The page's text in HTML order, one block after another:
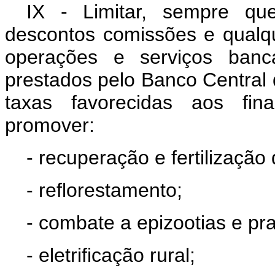
IX - Limitar, sempre
descontos comissões e
operações e serviços
prestados pelo Banco
taxas favorecidas aos
promover:
- recuperação e fertilização
- reflorestamento;
- combate a epizootias e
- eletrificação rural;